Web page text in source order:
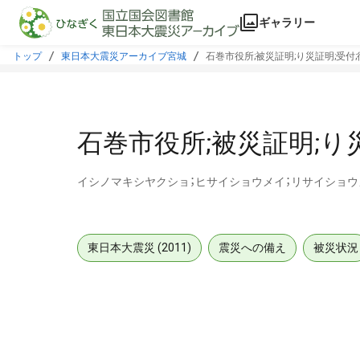
本文に飛ぶ
ギャラリー
トップ 東日本大震災アーカイブ宮城 石巻市役所;被災証明;り災証明;受付;
石巻市役所;被災証明;り
イシノマキシヤクショ；ヒサイショウメイ；リサイショウ
東日本大震災 (2011) 震災への備え 被災状況